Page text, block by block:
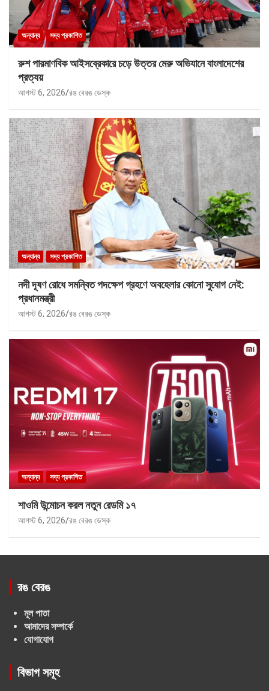
অন্যান্য সদ্য প্রকাশিত
রুশ পারমাণবিক আইসব্রেকারে চড়ে উত্তর মেরু অভিযানে বাংলাদেশের
প্রত্যয়
আগস্ট 6, 2026 রঙ বেরঙ ডেস্ক
অন্যান্য সদ্য প্রকাশিত
নদী দূষণ রোধে সমন্বিত পদক্ষেপ গ্রহণে অবহেলার কোনো সুযোগ নেই:
প্রধানমন্ত্রী
আগস্ট 6, 2026 রঙ বেরঙ ডেস্ক
অন্যান্য সদ্য প্রকাশিত
শাওমি উন্মোচন করল নতুন রেডমি ১৭
আগস্ট 6, 2026 রঙ বেরঙ ডেস্ক
রঙ বেরঙ
মূল পাতা
আমাদের সম্পর্কে
যোগাযোগ
বিভাগ সমূহ